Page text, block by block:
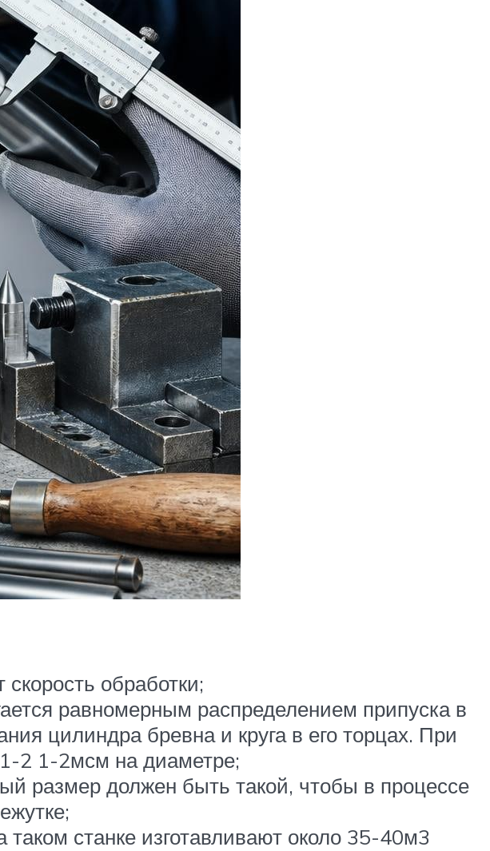
обработки;
равномерным распределением припуска в
цилиндра бревна и круга в его торцах. При
1-2 1-2мсм на диаметре;
размер должен быть такой, чтобы в процессе
станке изготавливают около 35-40м3